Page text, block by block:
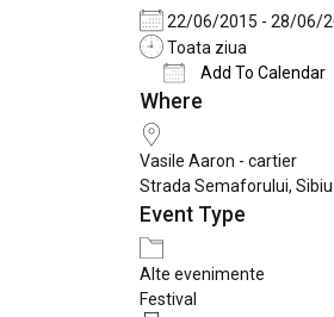
22/06/2015 - 28/06/
Toata ziua
Add To Calendar
Download ICS
Where
Vasile Aaron - cartier
Strada Semaforului, Sibiu
Event Type
Alte evenimente
Festival